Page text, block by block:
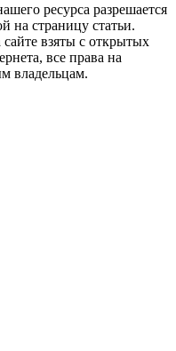
ресурса разрешается
на страницу статьи.
взяты с открытых
все права на
владельцам.